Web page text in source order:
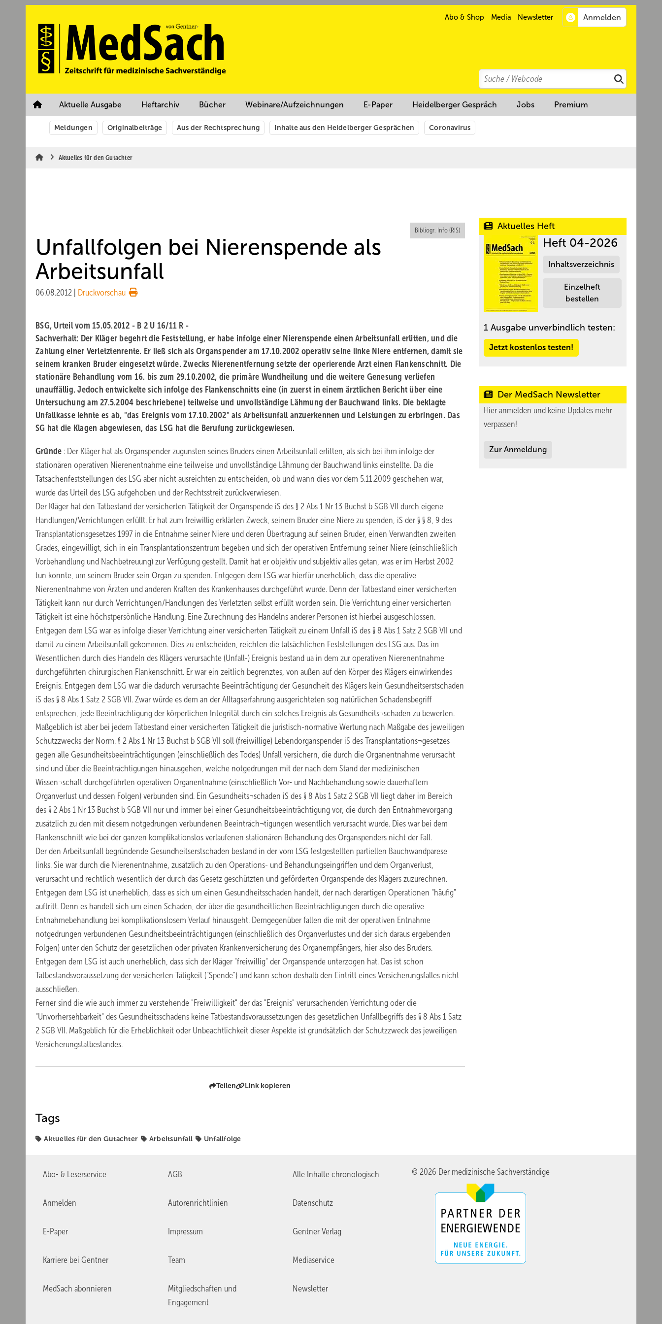
Abo & Shop Media Newsletter
Search
Suchen
Aktuelle Ausgabe Heftarchiv Bücher Webinare/Aufzeichnungen E-Paper Heidelberger Gespräch Jobs Premium
Meldungen Originalbeiträge Aus der Rechtsprechung Inhalte aus den Heidelberger Gesprächen Coronavirus
Aktuelles für den Gutachter
Bibliogr. Info (RIS)
Unfallfolgen bei Nierenspende als
Arbeitsunfall
06.08.2012 Druckvorschau
BSG, Urteil vom 15.05.2012 - B 2 U 16/11 R -
Sachverhalt: Der Kläger begehrt die Feststellung, er habe infolge einer Nierenspende einen Arbeitsunfall erlitten, und die
Zahlung einer Verletztenrente. Er ließ sich als Organspender am 17.10.2002 operativ seine linke Niere entfernen, damit sie
seinem kranken Bruder eingesetzt würde. Zwecks Nierenentfernung setzte der operierende Arzt einen Flankenschnitt. Die
stationäre Behandlung vom 16. bis zum 29.10.2002, die primäre Wundheilung und die weitere Genesung verliefen
unauffällig. Jedoch entwickelte sich infolge des Flankenschnitts eine (in zuerst in einem ärztlichen Bericht über eine
Untersuchung am 27.5.2004 beschriebene) teilweise und unvollständige Lähmung der Bauchwand links. Die beklagte
Unfallkasse lehnte es ab, "das Ereignis vom 17.10.2002" als Arbeitsunfall anzuerkennen und Leistungen zu erbringen. Das
SG hat die Klagen abgewiesen, das LSG hat die Berufung zurückgewiesen.
Gründe : Der Kläger hat als Organspender zugunsten seines Bruders einen Arbeitsunfall erlitten, als sich bei ihm infolge der
stationären operativen Nierenentnahme eine teilweise und unvollständige Lähmung der Bauchwand links einstellte. Da die
Tatsachenfeststellungen des LSG aber nicht ausreichten zu entscheiden, ob und wann dies vor dem 5.11.2009 geschehen war,
wurde das Urteil des LSG aufgehoben und der Rechtsstreit zurückverwiesen.
Der Kläger hat den Tatbestand der versicherten Tätigkeit der Organspende iS des § 2 Abs 1 Nr 13 Buchst b SGB VII durch eigene
Handlungen/Verrichtungen erfüllt. Er hat zum freiwillig erklärten Zweck, seinem Bruder eine Niere zu spenden, iS der § § 8, 9 des
Transplantationsgesetzes 1997 in die Entnahme seiner Niere und deren Übertragung auf seinen Bruder, einen Verwandten zweiten
Grades, eingewilligt, sich in ein Transplantationszentrum begeben und sich der operativen Entfernung seiner Niere (einschließlich
Vorbehandlung und Nachbetreuung) zur Verfügung gestellt. Damit hat er objektiv und subjektiv alles getan, was er im Herbst 2002
tun konnte, um seinem Bruder sein Organ zu spenden. Entgegen dem LSG war hierfür unerheblich, dass die operative
Nierenentnahme von Ärzten und anderen Kräften des Krankenhauses durchgeführt wurde. Denn der Tatbestand einer versicherten
Tätigkeit kann nur durch Verrichtungen/Handlungen des Verletzten selbst erfüllt worden sein. Die Verrichtung einer versicherten
Tätigkeit ist eine höchstpersönliche Handlung. Eine Zurechnung des Handelns anderer Personen ist hierbei ausgeschlossen.
Entgegen dem LSG war es infolge dieser Verrichtung einer versicherten Tätigkeit zu einem Unfall iS des § 8 Abs 1 Satz 2 SGB VII und
damit zu einem Arbeitsunfall gekommen. Dies zu entscheiden, reichten die tatsächlichen Feststellungen des LSG aus. Das im
Wesentlichen durch dies Handeln des Klägers verursachte (Unfall-) Ereignis bestand ua in dem zur operativen Nierenentnahme
durchgeführten chirurgischen Flankenschnitt. Er war ein zeitlich begrenztes, von außen auf den Körper des Klägers einwirkendes
Ereignis. Entgegen dem LSG war die dadurch verursachte Beeinträchtigung der Gesundheit des Klägers kein Gesundheitserstschaden
iS des § 8 Abs 1 Satz 2 SGB VII. Zwar würde es dem an der Alltagserfahrung ausgerichteten sog natürlichen Schadensbegriff
entsprechen, jede Beeinträchtigung der körperlichen Integrität durch ein solches Ereignis als Gesundheits¬schaden zu bewerten.
Maßgeblich ist aber bei jedem Tatbestand einer versicherten Tätigkeit die juristisch-normative Wertung nach Maßgabe des jeweiligen
Schutzzwecks der Norm. § 2 Abs 1 Nr 13 Buchst b SGB VII soll (freiwillige) Lebendorganspender iS des Transplantations¬gesetzes
gegen alle Gesundheitsbeeinträchtigungen (einschließlich des Todes) Unfall versichern, die durch die Organentnahme verursacht
sind und über die Beeinträchtigungen hinausgehen, welche notgedrungen mit der nach dem Stand der medizinischen
Wissen¬schaft durchgeführten operativen Organentnahme (einschließlich Vor- und Nachbehandlung sowie dauerhaftem
Organverlust und dessen Folgen) verbunden sind. Ein Gesundheits¬schaden iS des § 8 Abs 1 Satz 2 SGB VII liegt daher im Bereich
des § 2 Abs 1 Nr 13 Buchst b SGB VII nur und immer bei einer Gesundheitsbeeinträchtigung vor, die durch den Entnahmevorgang
zusätzlich zu den mit diesem notgedrungen verbundenen Beeinträch¬tigungen wesentlich verursacht wurde. Dies war bei dem
Flankenschnitt wie bei der ganzen komplikationslos verlaufenen stationären Behandlung des Organspenders nicht der Fall.
Der den Arbeitsunfall begründende Gesundheitserstschaden bestand in der vom LSG festgestellten partiellen Bauchwandparese
links. Sie war durch die Nierenentnahme, zusätzlich zu den Operations- und Behandlungseingriffen und dem Organverlust,
verursacht und rechtlich wesentlich der durch das Gesetz geschützten und geförderten Organspende des Klägers zuzurechnen.
Entgegen dem LSG ist unerheblich, dass es sich um einen Gesundheitsschaden handelt, der nach derartigen Operationen "häufig"
auftritt. Denn es handelt sich um einen Schaden, der über die gesundheitlichen Beeinträchtigungen durch die operative
Entnahmebehandlung bei komplikationslosem Verlauf hinausgeht. Demgegenüber fallen die mit der operativen Entnahme
notgedrungen verbundenen Gesundheitsbeeinträchtigungen (einschließlich des Organverlustes und der sich daraus ergebenden
Folgen) unter den Schutz der gesetzlichen oder privaten Krankenversicherung des Organempfängers, hier also des Bruders.
Entgegen dem LSG ist auch unerheblich, dass sich der Kläger "freiwillig" der Organspende unterzogen hat. Das ist schon
Tatbestandsvoraussetzung der versicherten Tätigkeit ("Spende") und kann schon deshalb den Eintritt eines Versicherungsfalles nicht
ausschließen.
Ferner sind die wie auch immer zu verstehende "Freiwilligkeit" der das "Ereignis" verursachenden Verrichtung oder die
"Unvorhersehbarkeit" des Gesundheitsschadens keine Tatbestandsvoraussetzungen des gesetzlichen Unfallbegriffs des § 8 Abs 1 Satz
2 SGB VII. Maßgeblich für die Erheblichkeit oder Unbeachtlichkeit dieser Aspekte ist grundsätzlich der Schutzzweck des jeweiligen
Versicherungstatbestandes.
Teilen Link kopieren
Tags
Aktuelles für den Gutachter Arbeitsunfall Unfallfolge
Aktuelles Heft
Heft 04-2026
Inhaltsverzeichnis
Einzelheft
bestellen
1 Ausgabe unverbindlich testen:
Jetzt kostenlos testen!
Der MedSach Newsletter
Hier anmelden und keine Updates mehr
verpassen!
Zur Anmeldung
Abo- & Leserservice AGB Alle Inhalte chronologisch
Anmelden Autorenrichtlinien Datenschutz
E-Paper Impressum Gentner Verlag
Karriere bei Gentner Team Mediaservice
MedSach abonnieren
Mitgliedschaften und
Engagement
Newsletter
© 2026 Der medizinische Sachverständige